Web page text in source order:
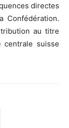
directes
Confédération.
au titre
centrale suisse